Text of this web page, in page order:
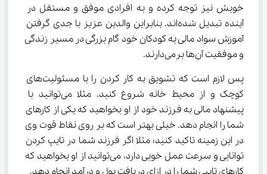
خویش نیز توجه کرده و به افرادی موفق و مستقل در
آینده تبدیل شده‌اند. بنابراین والدین عزیز با جدی گرفتن
آموزش سواد مالی به کودکان خود گام بزرگی در مسیر زندگی
و موفقیت آن‌ها برمی‌دارند.
پس لازم است که تشویق به کار کردن را با مسئولیت‌های
کوچک و از محیط خانه شروع کنید. مثلا می‌توانید با
پیشنهاد مالی به فرزند خود از او بخواهید که یکی از کارهای
شما را انجام دهد. خیلی بهتر است که بر روی نقاط قوت وی
در این زمینه تاکید کنید؛ مثلا اگر فرزند شما در تایپ کردن
توانایی و سرعت عمل خوبی دارد، می‌توانید از او بخواهید که